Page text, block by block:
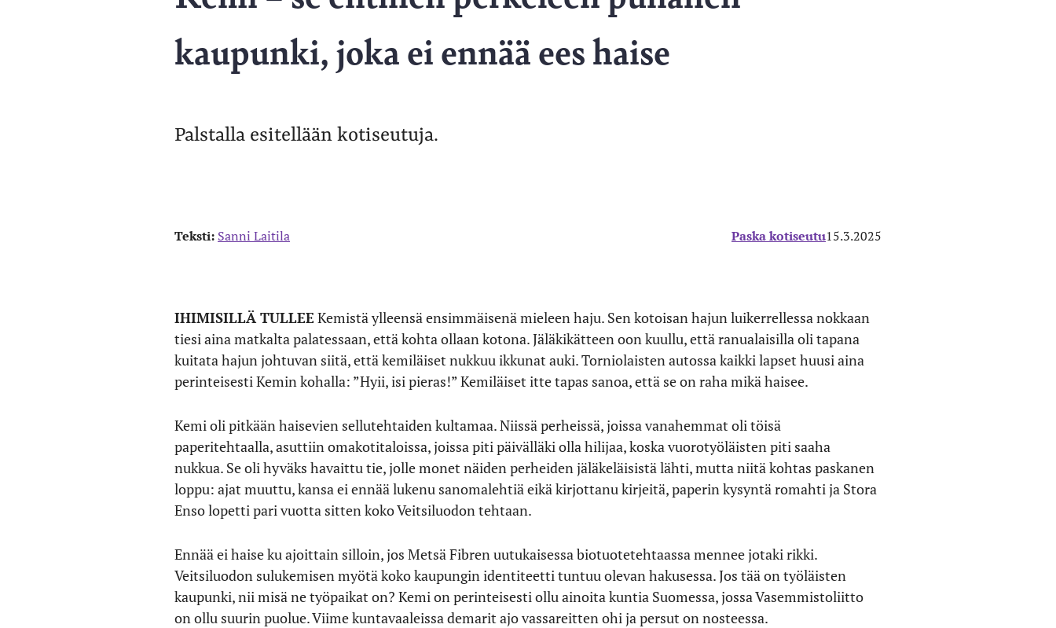
kaupunki, joka ei ennää ees haise
Palstalla esitellään kotiseutuja.
Teksti: Sanni Laitila Paska kotiseutu15.3.2025
IHIMISILLÄ TULLEE Kemistä ylleensä ensimmäisenä mieleen haju. Sen kotoisan hajun luikerrellessa nokkaan
tiesi aina matkalta palatessaan, että kohta ollaan kotona. Jäläkikätteen oon kuullu, että ranualaisilla oli tapana
kuitata hajun johtuvan siitä, että kemiläiset nukkuu ikkunat auki. Torniolaisten autossa kaikki lapset huusi aina
perinteisesti Kemin kohalla: ”Hyii, isi pieras!” Kemiläiset itte tapas sanoa, että se on raha mikä haisee.
Kemi oli pitkään haisevien sellutehtaiden kultamaa. Niissä perheissä, joissa vanahemmat oli töisä
paperitehtaalla, asuttiin omakotitaloissa, joissa piti päivälläki olla hilijaa, koska vuorotyöläisten piti saaha
nukkua. Se oli hyväks havaittu tie, jolle monet näiden perheiden jäläkeläisistä lähti, mutta niitä kohtas paskanen
loppu: ajat muuttu, kansa ei ennää lukenu sanomalehtiä eikä kirjottanu kirjeitä, paperin kysyntä romahti ja Stora
Enso lopetti pari vuotta sitten koko Veitsiluodon tehtaan.
Ennää ei haise ku ajoittain silloin, jos Metsä Fibren uutukaisessa biotuotetehtaassa mennee jotaki rikki.
Veitsiluodon sulukemisen myötä koko kaupungin identiteetti tuntuu olevan hakusessa. Jos tää on työläisten
kaupunki, nii misä ne työpaikat on? Kemi on perinteisesti ollu ainoita kuntia Suomessa, jossa Vasemmistoliitto
on ollu suurin puolue. Viime kuntavaaleissa demarit ajo vassareitten ohi ja persut on nosteessa.